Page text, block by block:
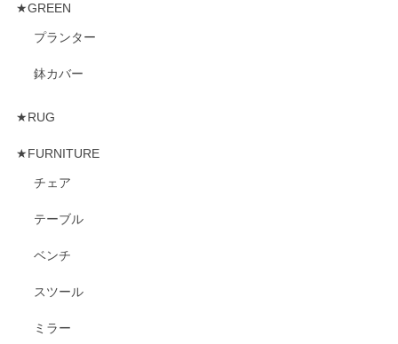
★GREEN
プランター
鉢カバー
★RUG
★FURNITURE
チェア
テーブル
ベンチ
スツール
ミラー